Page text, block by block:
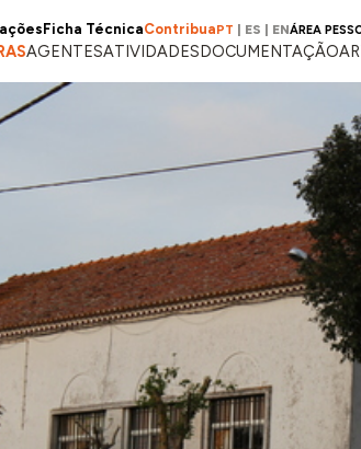
Ficha TécnicaContribuaPT ES ENÁREA
AGENTESATIVIDADESDOCUMENTAÇÃO